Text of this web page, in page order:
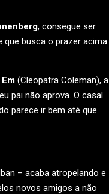
, consegue ser
que busca o prazer acima
Em (Cleopatra Coleman), a
pai não aprova. O casal
parece ir bem até que
– acaba atropelando e
novos amigos a não